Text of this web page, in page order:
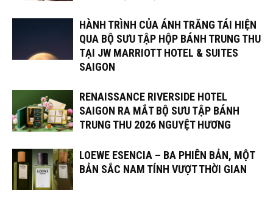
HÀNH TRÌNH CỦA ÁNH TRĂNG TÁI HIỆN
QUA BỘ SƯU TẬP HỘP BÁNH TRUNG THU
TẠI JW MARRIOTT HOTEL & SUITES
SAIGON
RENAISSANCE RIVERSIDE HOTEL
SAIGON RA MẮT BỘ SƯU TẬP BÁNH
TRUNG THU 2026 NGUYỆT HƯƠNG
LOEWE ESENCIA – BA PHIÊN BẢN, MỘT
BẢN SẮC NAM TÍNH VƯỢT THỜI GIAN